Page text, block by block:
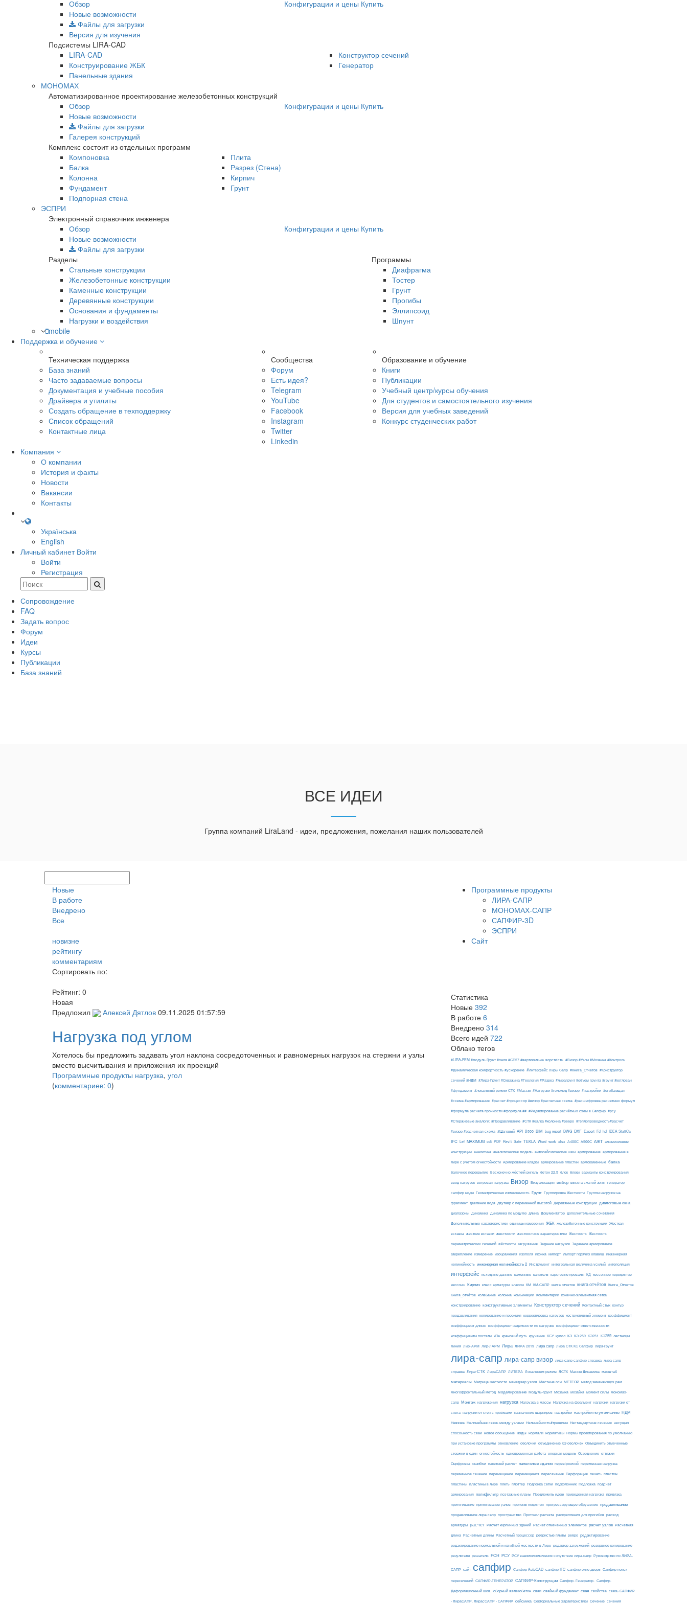
Обзор
Новые возможности
Файлы для загрузки
Версия для изучения
Конфигурации и цены Купить
Подсистемы LIRA-CAD
LIRA-CAD
Конструирование ЖБК
Панельные здания
Конструктор сечений
Генератор
МОНОМАХ
Автоматизированное проектирование железобетонных конструкций
Обзор
Новые возможности
Файлы для загрузки
Галерея конструкций
Конфигурации и цены Купить
Комплекс состоит из отдельных программ
Компоновка
Балка
Колонна
Фундамент
Подпорная стена
Плита
Разрез (Стена)
Кирпич
Грунт
ЭСПРИ
Электронный справочник инженера
Обзор
Новые возможности
Файлы для загрузки
Конфигурации и цены Купить
Разделы
Программы
Стальные конструкции
Железобетонные конструкции
Каменные конструкции
Деревянные конструкции
Основания и фундаменты
Нагрузки и воздействия
Диафрагма
Тостер
Грунт
Прогибы
Эллипсоид
Шпунт
mobile
Поддержка и обучение
Техническая поддержка
База знаний
Часто задаваемые вопросы
Документация и учебные пособия
Драйвера и утилиты
Создать обращение в техподдержку
Список обращений
Контактные лица
Сообщества
Форум
Есть идея?
Telegram
YouTube
Facebook
Instagram
Twitter
Linkedin
Образование и обучение
Книги
Публикации
Учебный центр/курсы обучения
Для студентов и самостоятельного изучения
Версия для учебных заведений
Конкурс студенческих работ
Компания
О компании
История и факты
Новости
Вакансии
Контакты
Українська
English
Личный кабинет Войти
Войти
Регистрация
Сопровождение
FAQ
Задать вопрос
Форум
Идеи
Курсы
Публикации
База знаний
ВСЕ ИДЕИ
Группа компаний LiraLand - идеи, предложения, пожелания наших пользователей
Новые
В работе
Внедрено
Все
новизне
рейтингу
комментариям
Сортировать по:
Рейтинг: 0
Новая
Предложил
Алексей Дятлов 09.11.2025 01:57:59
Нагрузка под углом
Хотелось бы предложить задавать угол наклона сосредоточенных и равномерных нагрузок на стержни и узлы
вместо высчитывания и приложения их проекций
Программные продукты нагрузка, угол
(комментариев: 0)
Программные продукты
ЛИРА-САПР
МОНОМАХ-САПР
САПФИР-3D
ЭСПРИ
Сайт
Статистика
Новые 392
В работе 6
Внедрено 314
Всего идей 722
Облако тегов
#LIRA-FEM #модуль Ґрунт #паля #СЕ57 #вертикальна жорсткість #Визор #Узлы #Мозаика #Контроль
#Динамическая комфортность #ускорение #Интерфейс Лиры Сапр #Книга_Отчетов #Конструктор
сечений #НДМ #Лира-Грунт #Скважина #Геология #Разрез #лирагрунт #объем грунта #грунт #котлован
#фундамент #локальный режим СТК #Массы #Нагрузки #гололед #визор #настройки #огибающая
#схема #армирования #расчет #процессор #визор #расчетная схема #расшифровка расчетных формул
#формула расчета прочности #формула ## #Редактирование расчётных схем в Сапфир #рсу
#Стержневые аналоги; #Продавливание #СТК #балка #колонна #ребро #теплопроводность#расчет
#визор #расчетная схема #Шаговый API B500 BIM bug report DWG DXF Export Fd hd IDEA StatiCa
IFC Lef MAXIMUM odt PDF Revit Safe TEKLA Word work xlsx А400С А500С АЖТ алюминиевые
конструкции аналитика аналитическая модель антисейсмические швы армирование армирование в
лире с учетом огнестойкости Армирование кладки армирование пластин армокаменные балка
балочное перекрытие Бесконечно жёсткий ригель бетон 22.5 блок блоки варианты конструирования
ввод нагрузок ветровая нагрузка Визор Визуализация выбор высота сжатой зоны генератор
сапфир ноды Геометрическая изменяемость Грунт Группировка Жесткости Группы нагрузок на
фрагмент давление вода двутавр с переменной высотой Деревянные конструкции диалоговые окна
диапазоны Динамика Динамика по модулю длина Документатор дополнительные сочетания
Дополнительные характеристики единицы измерения ЖБК железобетонные конструкции Жесткая
вставка жесткие вставки жесткости жесткостные характеристики Жесткость Жесткость
параметрических сечений жёсткости загружения Задание нагрузок Заданное армирование
закрепление измерение изображения изополя иконка импорт Импорт горячих клавиш инженерная
нелинейность инженерная нелинейность 2 Инструмент интегральная величина усилий интеполяция
интерфейс исходные данные каменные капитель карстовые провалы КД кессонное перекрытие
кессоны Кирпич класс арматуры классы КМ КМ-САПР книга отчетов книга отчётов Книга_Отчетов
Книга_отчётов колебание колонна комбинации Комментарии конечно-элементная сетка
конструирование конструктивные элементы Конструктор сечений Контактный стык контур
продавливания копирование и проекция корректировка нагрузок коструктивный элемент коэффициент
коэффициент длины коэффициент надежности по нагрузке коэффициент ответственности
коэффициенты постели кПа крановый путь кручение КСУ купол КЭ КЭ 259 КЭ251 КЭ259 лестницы
линия Лир-АРМ Лир-ЛАРМ Лира ЛИРА 2019 лира сапр Лира СТК КС Сапфир лира-грунт
лира-сапр лира-сапр визор лира-сапр сапфир справка лира-сапр
справка Лира-СТК ЛираСАПР ЛИТЕРА Локальным режим ЛСТК Массы Динамика масштаб
материалы Матрица жесткости менеджер узлов Местные оси МЕТЕОР метод заменяющих рам
многофронтальный метод моделирование Модуль-грунт Мозаика мозайка момент силы мономах-
сапр Монтаж нагружения нагрузка Нагрузка в массы Нагрузка на фрагмент нагрузки нагрузки от
снега нагрузки от стен с проёмами назначение шарниров настройки настройки по умолчанию НДМ
Невязка Нелинейная связь между узлами Нелинейность#трещины Нестандартные сечения несущая
способность сваи новое сообщение ноды нормали нормативы Нормы проектирования по умолчанию
при установке программы обновление оболочки объединение КЭ оболочек Объединить отмеченные
стержни в один огнестойкость одновременная работа опорная модель Осреднение оттяжки
Оцифровка ошибки пакетный расчет панельные здания перевіряючий переменная нагрузка
переменное сечение перемещение перемещения пересечения Перфорация печать пластин
пластины пластины в лире плеть плоттер Подгонка сетки подколонник Подложка подсчет
армирования полифильтр поэтажные планы Предложить идею приведенная нагрузка привязка
притягивание притягивание узлов прогоны покрытия прогрессирующее обрушение продавливание
продавливание лира сапр пространство Протокол расчета раскрепления для прогибов расход
арматуры расчет Расчет кирпичных зданий Расчет отмеченных элементов расчет узлов Расчетная
длина Расчетные длины Расчетный процессор ребристые плиты ребро редактирование
редактирование нормальной и изгибной жесткости в Лире редактор загружений резервное копирование
результаты решатель РСН РСУ РСУ взаимоисключения сопутствие лира-сапр Руководство по ЛИРА-
САПР сайт сапфир Сапфир AutoCAD сапфир IFC сапфир окно дверь Сапфир поиск
пересечений САПФИР-ГЕНЕРАТОР САПФИР-Конструкции Сапфир. Генератор. Сапфир.
Деформационный шов. сборный железобетон сваи свайный фундамент свая свойства связь САПФИР
- ЛираСАПР. ЛирасСАПР - САПФИР сейсмика Секториальные характеристики Сечение сечения